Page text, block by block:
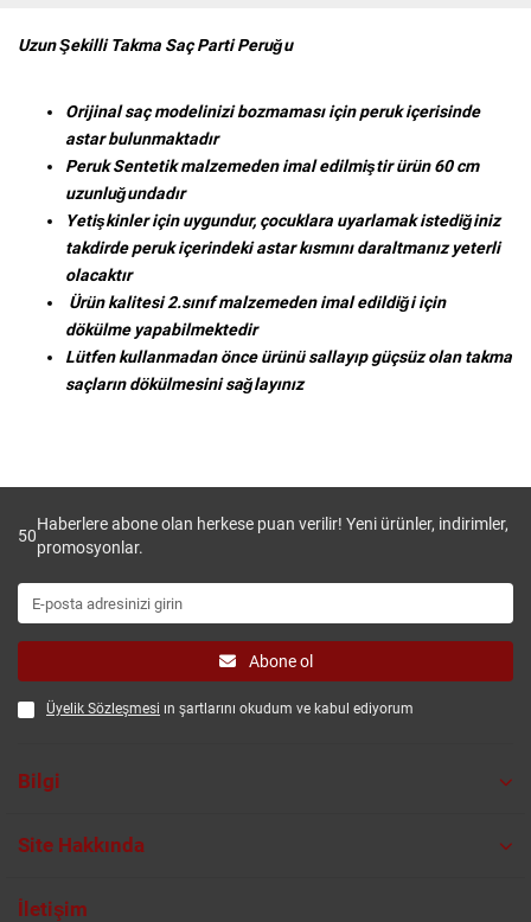
Uzun Şekilli Takma Saç Parti Peruğu
Orijinal saç modelinizi bozmaması için peruk içerisinde
astar bulunmaktadır
Peruk Sentetik malzemeden imal edilmiştir ürün 60 cm
uzunluğundadır
Yetişkinler için uygundur, çocuklara uyarlamak istediğiniz
takdirde peruk içerindeki astar kısmını daraltmanız yeterli
olacaktır
Ürün kalitesi 2.sınıf malzemeden imal edildiği için
dökülme yapabilmektedir
Lütfen kullanmadan önce ürünü sallayıp güçsüz olan takma
saçların dökülmesini sağlayınız
50
Haberlere abone olan herkese puan verilir! Yeni ürünler, indirimler,
promosyonlar.
Abone ol
Üyelik Sözleşmesi ın şartlarını okudum ve kabul ediyorum
Bilgi
Site Hakkında
İletişim